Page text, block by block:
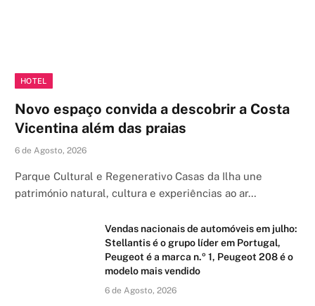
HOTEL
Novo espaço convida a descobrir a Costa
Vicentina além das praias
6 de Agosto, 2026
Parque Cultural e Regenerativo Casas da Ilha une
património natural, cultura e experiências ao ar…
Vendas nacionais de automóveis em julho:
Stellantis é o grupo líder em Portugal,
Peugeot é a marca n.º 1, Peugeot 208 é o
modelo mais vendido
6 de Agosto, 2026